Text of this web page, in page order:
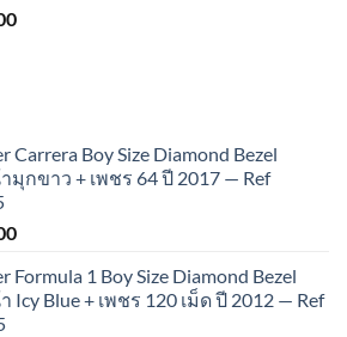
Carrera Boy Size Diamond Bezel
มุกขาว + เพชร 64 ปี 2017 — Ref
Formula 1 Boy Size Diamond Bezel
Icy Blue + เพชร 120 เม็ด ปี 2012 — Ref